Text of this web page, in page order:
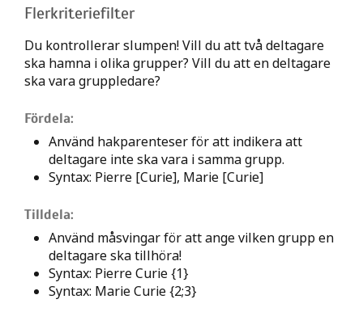
Flerkriteriefilter
Du kontrollerar slumpen! Vill du att två deltagare
ska hamna i olika grupper? Vill du att en deltagare
ska vara gruppledare?
Fördela:
Använd hakparenteser för att indikera att
deltagare inte ska vara i samma grupp.
Syntax: Pierre [Curie], Marie [Curie]
Tilldela:
Använd måsvingar för att ange vilken grupp en
deltagare ska tillhöra!
Syntax: Pierre Curie {1}
Syntax: Marie Curie {2;3}